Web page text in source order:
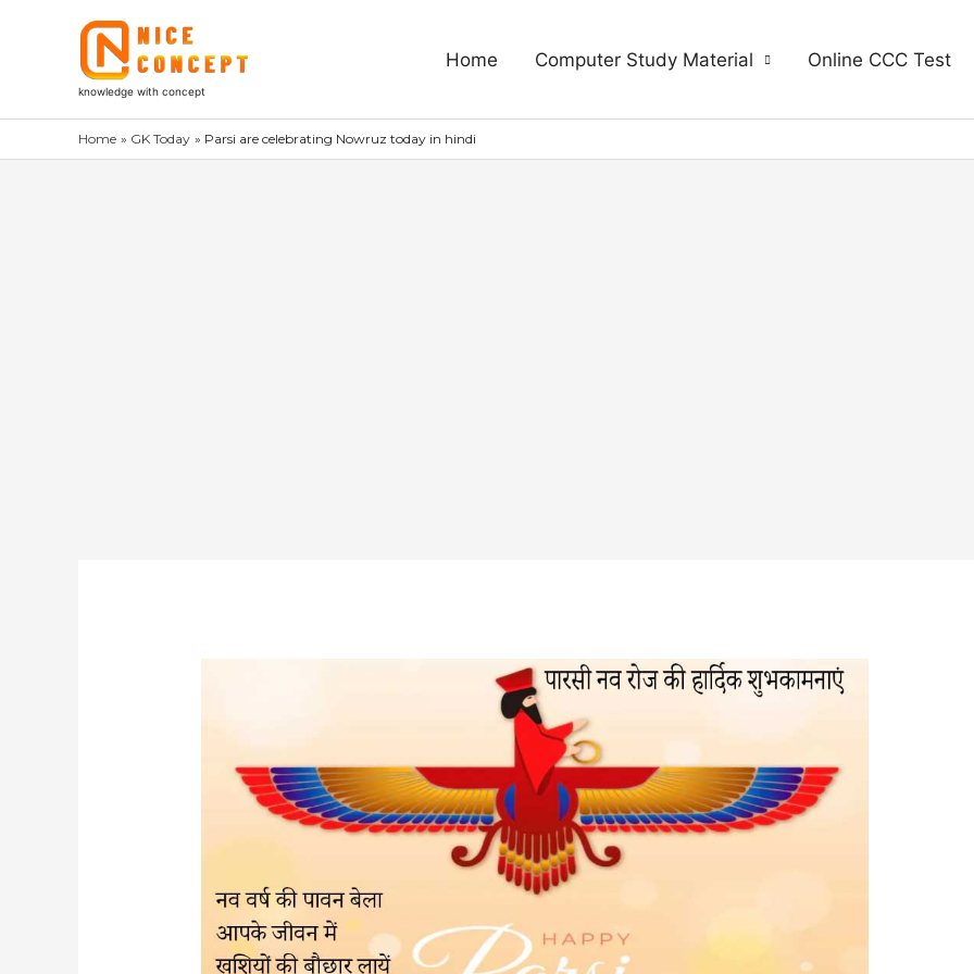
knowledge with concept
Home Computer Study Material Online CCC Test
Home GK Today Parsi are celebrating Nowruz today in hindi